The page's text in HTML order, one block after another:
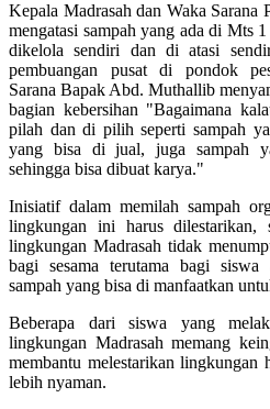
Kepala Madrasah dan Waka Sarana
mengatasi sampah yang ada di Mts
dikelola sendiri dan di atasi
pembuangan pusat di pondok
Sarana Bapak Abd. Muthallib
bagian kebersihan "Bagaimana
pilah dan di pilih seperti sampah
yang bisa di jual, juga sampah
sehingga bisa dibuat karya."
Inisiatif dalam memilah sampah
lingkungan ini harus dilestarikan,
lingkungan Madrasah tidak
bagi sesama terutama bagi siswa
sampah yang bisa di manfaatkan
Beberapa dari siswa yang
lingkungan Madrasah memang
membantu melestarikan lingkungan
lebih nyaman.